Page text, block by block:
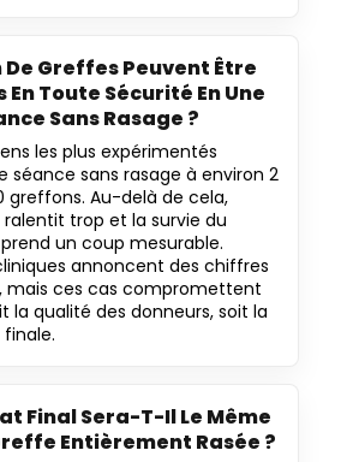
Greffes Peuvent Être
En Toute Sécurité En Une
Sans Rasage ?
les plus expérimentés
séance sans rasage à environ 2
greffons. Au-delà de cela,
ralentit trop et la survie du
un coup mesurable.
annoncent des chiffres
mais ces cas compromettent
la qualité des donneurs, soit la
Final Sera-T-Il Le Même
Entièrement Rasée ?